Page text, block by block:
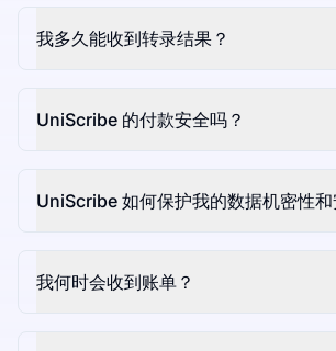
我多久能收到转录结果？
UniScribe 的付款安全吗？
UniScribe 如何保护我的数据机密性和
我何时会收到账单？